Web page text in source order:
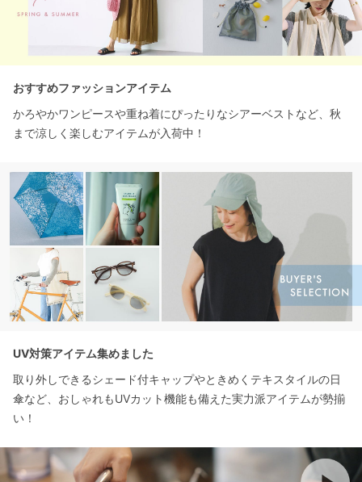
おすすめファッションアイテム
かろやかワンピースや重ね着にぴったりなシアーベストなど、秋
まで涼しく楽しむアイテムが入荷中！
UV対策アイテム集めました
取り外しできるシェード付キャップやときめくテキスタイルの日
傘など、おしゃれもUVカット機能も備えた実力派アイテムが勢揃
い！